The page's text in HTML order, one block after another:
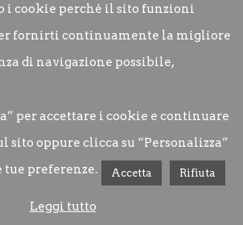
Movie Restaurant © 2022
i cookie perché il sito funzioni
fornirti continuamente la migliore
di navigazione possibile,
per accettare i cookie e continuare
sito oppure clicca su “Personalizza”
preferenze.
Accetta Rifiuta
Leggi tutto